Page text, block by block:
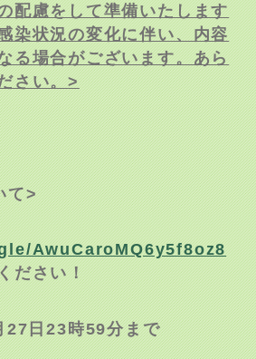
配慮をして準備いたします
染状況の変化に伴い、内容
る場合がございます。あら
さい。>
て>
AwuCaroMQ6y5f8oz8
ださい！
27日23時59分まで